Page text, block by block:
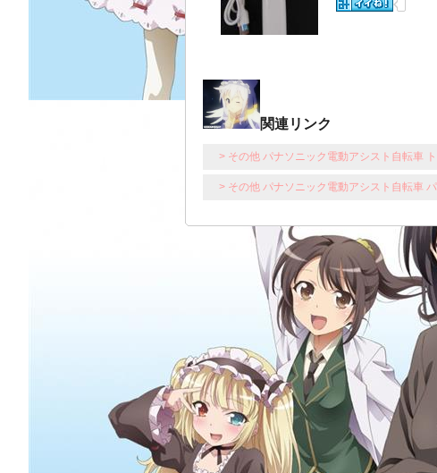
関連リンク
> その他 パナソニック電動アシスト自転車
> その他 パナソニック電動アシスト自転車